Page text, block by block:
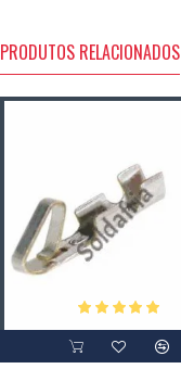
PRODUTOS RELACIONADOS